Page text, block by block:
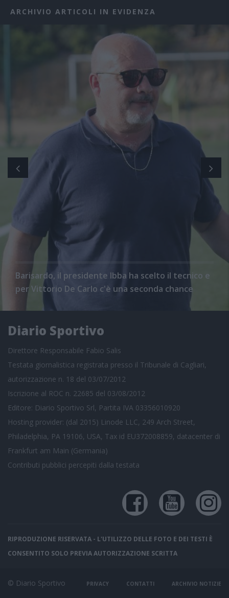
ARCHIVIO ARTICOLI IN EVIDENZA
Barisardo, il presidente Ibba ha scelto il tecnico e
per Vittorio De Carlo c'è una seconda chance
Diario Sportivo
Direttore Responsabile Fabio Salis
Testata giornalistica registrata presso il Tribunale di Cagliari,
autorizzazione n. 18 del 03/07/2012
Iscrizione al ROC n. 22685 del 03/08/2012
Editore: Diario Sportivo Srl, Partita IVA 03356010920
Hosting provider: (dal 2015) Linode LLC, 249 Arch Street,
Philadelphia, PA 19106, USA, Tax id EU372008859, datacenter di
Frankfurt am Main (Germania)
Contributi pubblici percepiti dalla testata
RIPRODUZIONE RISERVATA - L'UTILIZZO DELLE FOTO E DEI TESTI È
CONSENTITO SOLO PREVIA AUTORIZZAZIONE SCRITTA
© Diario Sportivo PRIVACY CONTATTI ARCHIVIO NOTIZIE